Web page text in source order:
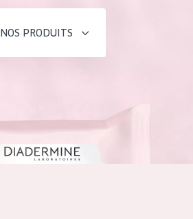
NOS PRODUITS
Crème de Jour
Crème de Nuit